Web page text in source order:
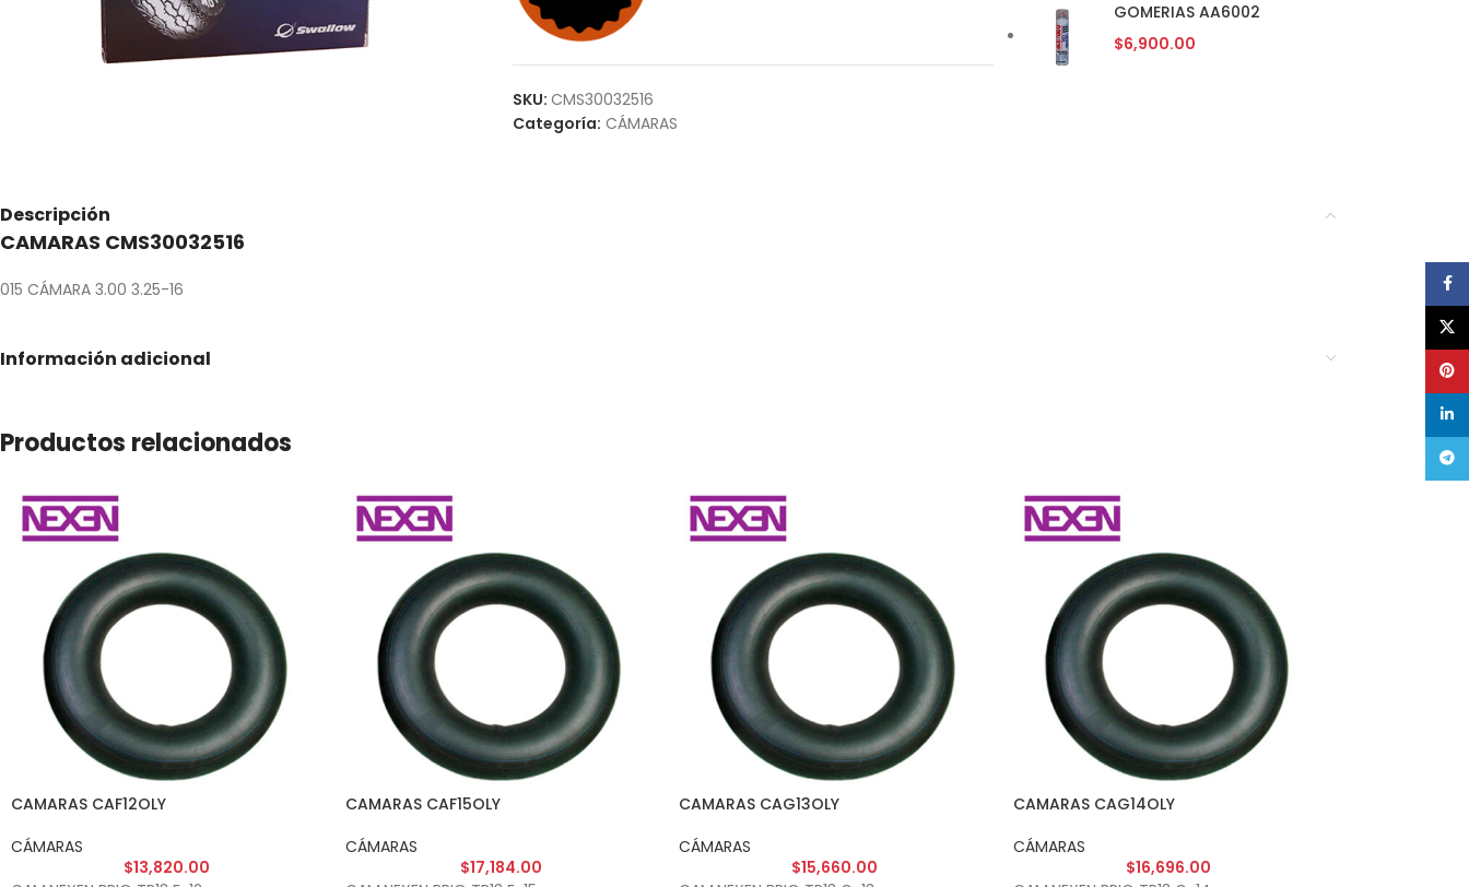
SKU:CMS30032516
Categoría: CÁMARAS
GOMERIAS AA6002
$6,900.00
Descripción
CAMARAS CMS30032516
015 CÁMARA 3.00 3.25-16
Información adicional
Productos relacionados
CAMARAS CAF12OLY
CÁMARAS
$13,820.00
CAMARAS CAF15OLY
CÁMARAS
$17,184.00
CAMARAS CAG13OLY
CÁMARAS
$15,660.00
CAMARAS CAG14OLY
CÁMARAS
$16,696.00